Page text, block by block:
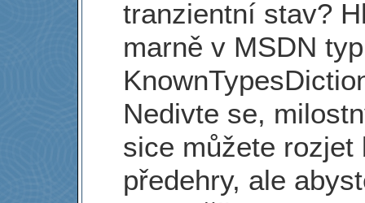
tranzientní stav?
marně v MSDN typ
Nedivte se,
sice můžete rozjet
předehry, ale